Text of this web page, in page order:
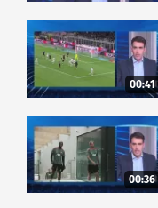
00:41
00:36